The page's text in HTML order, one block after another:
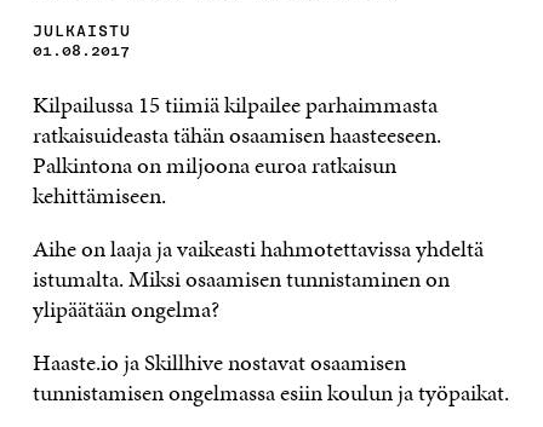
JULKAISTU
01.08.2017
Kilpailussa 15 tiimiä kilpailee parhaimmasta
ratkaisuideasta tähän osaamisen haasteeseen.
Palkintona on miljoona euroa ratkaisun
kehittämiseen.
Aihe on laaja ja vaikeasti hahmotettavissa yhdeltä
istumalta. Miksi osaamisen tunnistaminen on
ylipäätään ongelma?
Haaste.io ja Skillhive nostavat osaamisen
tunnistamisen ongelmassa esiin koulun ja työpaikat.